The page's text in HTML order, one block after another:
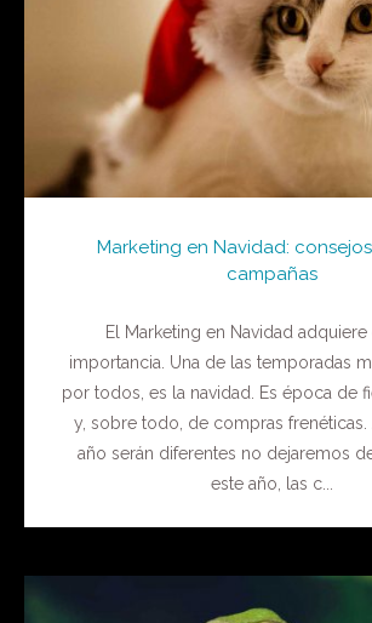
Marketing en Navidad:
campañas
El Marketing en Navidad adquiere
importancia. Una de las temporadas
por todos, es la navidad. Es época de
y, sobre todo, de compras frenéticas.
año serán diferentes no dejaremos
este año, las c...